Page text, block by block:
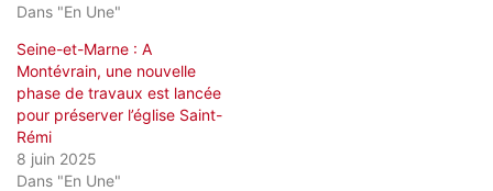
Dans "En Une"
Seine-et-Marne : A
Montévrain, une nouvelle
phase de travaux est lancée
pour préserver l’église Saint-
Rémi
8 juin 2025
Dans "En Une"